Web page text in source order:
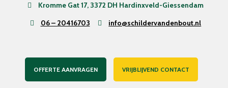
Kromme Gat 17, 3372 DH Hardinxveld-Giessendam
06 – 20416703
info@schildervandenbout.nl
OFFERTE AANVRAGEN VRIJBLIJVEND CONTACT